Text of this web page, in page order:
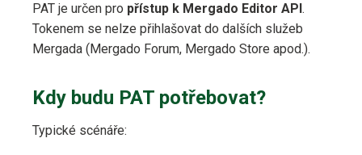
PAT je určen pro přístup k Mergado Editor API .
Tokenem se nelze přihlašovat do dalších služeb
Mergada (Mergado Forum, Mergado Store apod.).
Kdy budu PAT potřebovat?
Typické scénáře: